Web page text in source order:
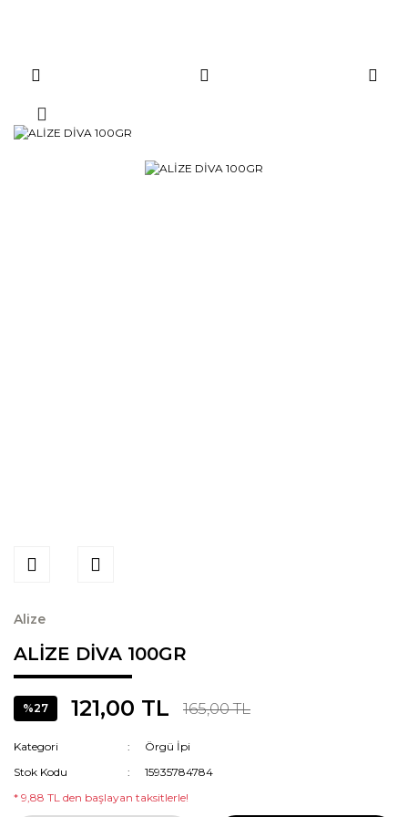
Alize
ALİZE DİVA 100GR
%27 121,00 TL 165,00 TL
Kategori
Örgü İpi
Stok Kodu
15935784784
* 9,88 TL den başlayan taksitlerle!